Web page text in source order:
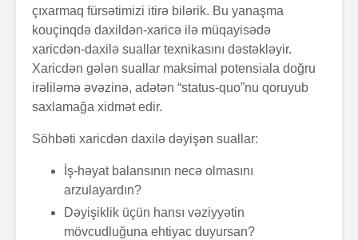
çıxarmaq fürsətimizi itirə bilərik. Bu yanaşma
kouçinqdə daxildən-xaricə ilə müqayisədə
xaricdən-daxilə suallar texnikasını dəstəkləyir.
Xaricdən gələn suallar maksimal potensiala doğru
irəliləmə əvəzinə, adətən “status-quo”nu qoruyub
saxlamağa xidmət edir.
Söhbəti xaricdən daxilə dəyişən suallar:
İş-həyat balansının necə olmasını
arzulayardın?
Dəyişiklik üçün hansı vəziyyətin
mövcudluğuna ehtiyac duyursan?